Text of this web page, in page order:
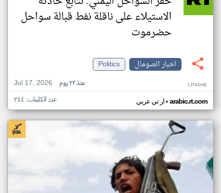
الاستيلاء على ناقلة نفط قبالة سواحل
حضرموت
اخبار الصومال
Politics
Jul 17, 2026
منذ ٢٣ يوم LP44HE
ار تي عربي• arabic.rt.com عدد الكلمات: ٢٤٤